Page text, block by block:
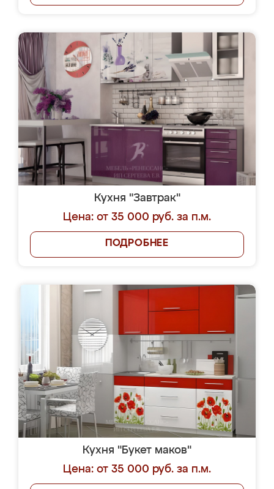
Кухня "Завтрак"
Цена: от 35 000 руб. за п.м.
ПОДРОБНЕЕ
Кухня "Букет маков"
Цена: от 35 000 руб. за п.м.